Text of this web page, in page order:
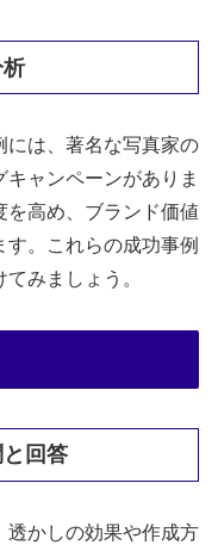
には、著名な写真家の
ャンペーンがありま
高め、ブランド価値
。これらの成功事例
みましょう。
回答
透かしの効果や作成方